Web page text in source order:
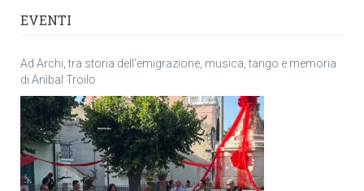
EVENTI
Ad Archi, tra storia dell’emigrazione, musica, tango e memoria
di Anìbal Troilo